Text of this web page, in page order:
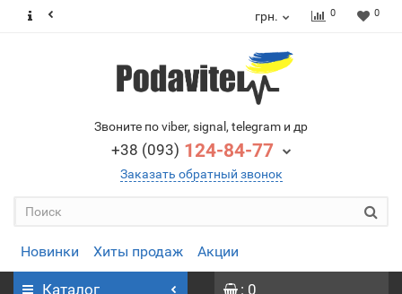
грн. 0 0
Звоните по viber, signal, telegram и др
+38 (093) 124-84-77
Заказать обратный звонок
Новинки Хиты продаж Акции
Каталог : 0